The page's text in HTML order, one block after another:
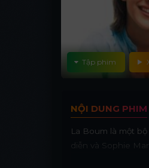
Tập phim
NỘI DUNG PHIM
La Boum là một
diễn và Sophie